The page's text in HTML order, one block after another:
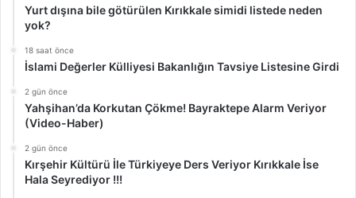
Yurt dışına bile götürülen Kırıkkale simidi listede neden
yok?
18 saat önce
İslami Değerler Külliyesi Bakanlığın Tavsiye Listesine Girdi
2 gün önce
Yahşihan’da Korkutan Çökme! Bayraktepe Alarm Veriyor
(Video-Haber)
2 gün önce
Kırşehir Kültürü İle Türkiyeye Ders Veriyor Kırıkkale İse
Hala Seyrediyor !!!